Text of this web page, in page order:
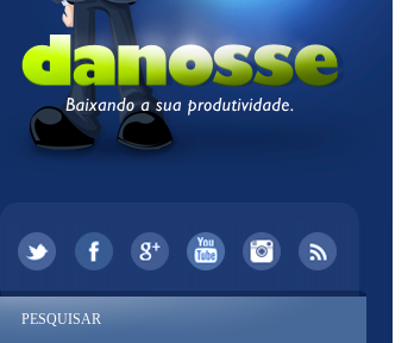
PESQUISAR